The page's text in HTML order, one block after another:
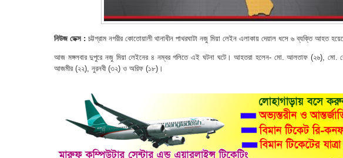
নিউজ ডেক্স : চট্টগ্রাম নগরীর কোতোয়ালী থানাধীন পাথরঘাটা নজু মিয়া লেইন এলাকায় দেয়াল ধসে ৬ ব্যক্তি আহত
আজ মঙ্গলবার দুপুরে নজু মিয়া লেইনের ৪ নম্বর গলিতে এই ঘটনা ঘটে। আহতরা হলেন- মো. আলতাফ (২৬), মো.
আজমীর (২২), নুরনবী (৩২) ও অরিফ (১৮)।